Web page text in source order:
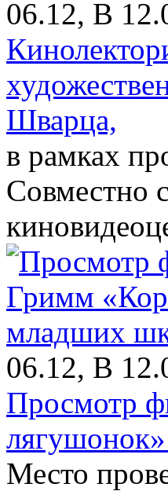
06.12, В
Шварца,
в рамках
Совместно
06.12, В
Просмотр
Место